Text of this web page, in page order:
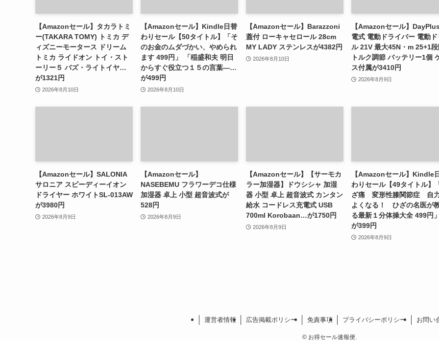
【Amazonセール】タカラトミ
ー(TAKARA TOMY) トミカ デ
ィズニーモータース ドリーム
トミカ ライドオン トイ・スト
ーリー５ バズ・ライトイヤ…
が1321円
2026年8月10日
【Amazonセール】Kindle日替
わりセール【50タイトル】「そ
のお金のムダづかい、やめられ
ます 499円」 「稲盛和夫 明日
からすぐ役立つ１５の言葉―…
が499円
2026年8月10日
【Amazonセール】Barazzoni
蓋付 ローキャセロール 28cm
MY LADY ステンレスが4382円
2026年8月10日
【Amazonセール】
電式 電動ドライバー 電動ド
ル 21V 最大45N・m 25+1
トルク調節 バッテリー1個
ス付属が3410円
2026年8月9日
【Amazonセール】SALONIA
サロニア スピーディーイオン
ドライヤー ホワイトSL-013AW
が3980円
2026年8月9日
【Amazonセール】
NASEBEMU フラワーデコ仕様
加湿器 卓上 小型 超音波式が
528円
2026年8月9日
【Amazonセール】【サーモカ
ラー加湿器】ドウシシャ 加湿
器 小型 卓上 超音波式 カンタン
給水 コードレス充電式 USB
700ml Korobaan…が1750円
2026年8月9日
【Amazonセール】Kindle
わりセール【49タイトル】
ざ痛 変形性膝関節症 自
よくなる！ ひざの名医が
る最新１分体操大全 499円
が399円
2026年8月9日
運営者情報 広告掲載ポリシー 免責事項 プライバシーポリシー お問い
©お得セール速報便.